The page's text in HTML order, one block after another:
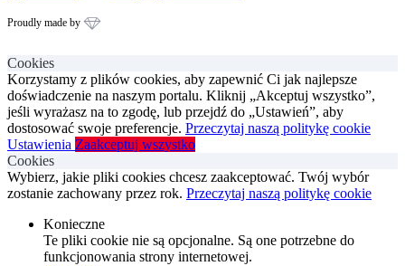
Proudly made by
Cookies
Korzystamy z plików cookies, aby zapewnić Ci jak najlepsze
doświadczenie na naszym portalu. Kliknij „Akceptuj wszystko”,
jeśli wyrażasz na to zgodę, lub przejdź do „Ustawień”, aby
dostosować swoje preferencje. Przeczytaj naszą politykę cookie
Ustawienia Zaakceptuj wszystko
Cookies
Wybierz, jakie pliki cookies chcesz zaakceptować. Twój wybór
zostanie zachowany przez rok. Przeczytaj naszą politykę cookie
Konieczne
Te pliki cookie nie są opcjonalne. Są one potrzebne do
funkcjonowania strony internetowej.